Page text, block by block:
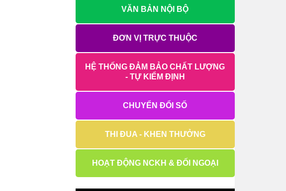
VĂN BẢN NỘI BỘ
ĐƠN VỊ TRỰC THUỘC
HỆ THỐNG ĐẢM BẢO CHẤT LƯỢNG
- TỰ KIỂM ĐỊNH
CHUYỂN ĐỔI SỐ
THI ĐUA - KHEN THƯỞNG
HOẠT ĐỘNG NCKH & ĐỐI NGOẠI